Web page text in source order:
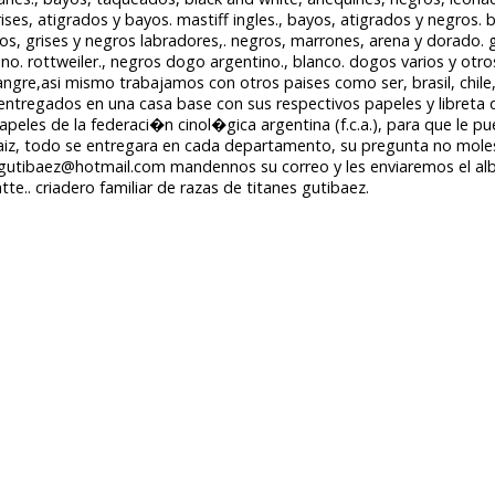
atigrados y bayos. mastiff ingles., bayos, atigrados y negros.
grises y negros labradores,. negros, marrones, arena y dorado.
rottweiler., negros dogo argentino., blanco. dogos varios y
mismo trabajamos con otros paises como ser, brasil,
en una casa base con sus respectivos papeles y libreta
de la federaci�n cinol�gica argentina (f.c.a.), para que le
todo se entregara en cada departamento, su pregunta no
mandennos su correo y les enviaremos el
criadero familiar de razas de titanes gutibaez.